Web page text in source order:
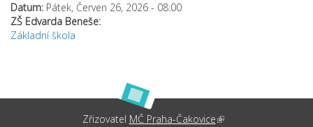
Datum: Pátek, Červen 26, 2026 - 08:00
ZŠ Edvarda Beneše:
Základní škola
Zřizovatel MČ Praha-Čakovice(link is external)